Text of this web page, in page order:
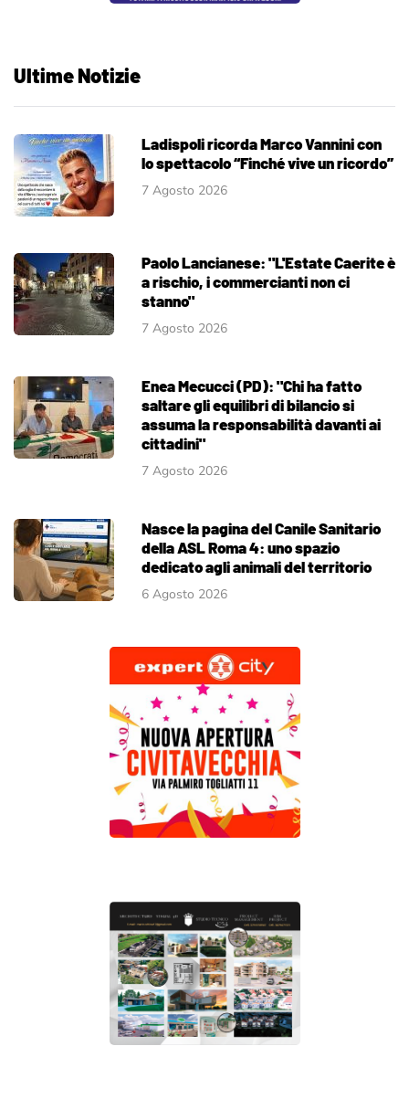
Ultime Notizie
Ladispoli ricorda Marco Vannini con
lo spettacolo “Finché vive un ricordo”
7 Agosto 2026
Paolo Lancianese: "L'Estate Caerite è
a rischio, i commercianti non ci
stanno"
7 Agosto 2026
Enea Mecucci (PD): "Chi ha fatto
saltare gli equilibri di bilancio si
assuma la responsabilità davanti ai
cittadini"
7 Agosto 2026
Nasce la pagina del Canile Sanitario
della ASL Roma 4: uno spazio
dedicato agli animali del territorio
6 Agosto 2026